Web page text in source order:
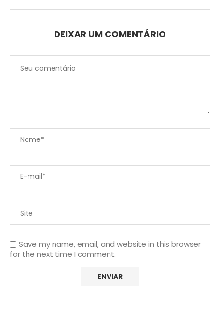
DEIXAR UM COMENTÁRIO
Save my name, email, and website in this browser
for the next time I comment.